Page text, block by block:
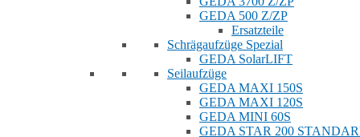
GEDA 500 Z/ZP
Ersatzteile
Schrägaufzüge Spezial
GEDA SolarLIFT
Seilaufzüge
GEDA MAXI 150S
GEDA MAXI 120S
GEDA MINI 60S
GEDA STAR 200